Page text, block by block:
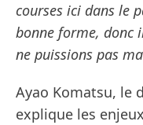
courses ici dans le
bonne forme, donc
ne puissions pas
Ayao Komatsu, le
explique les